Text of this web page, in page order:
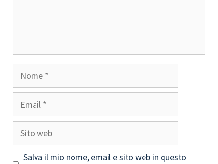
Nome
Email
Sito
web
Salva il mio nome, email e sito web in questo